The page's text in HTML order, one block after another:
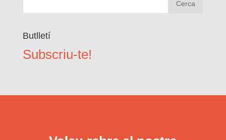
Butlletí
Subscriu-te!